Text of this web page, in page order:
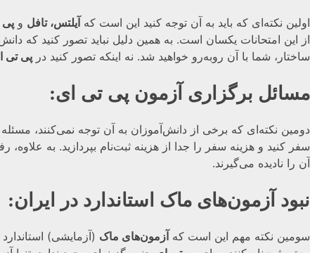
اولین نکته‌ای که باید به آن توجه کنید این است که آیلتس، تافل و پی
از این امتحانات یکسان است. به همین دلیل نباید تصور کنید که
ساختار، شما با آن روبه‌رو خواهید شد. نه اینکه تصور کنید در پی تی
مسائل برگزاری آزمون پی تی ای:
دومین نکته‌ای که برخی از دانش‌آموزان به آن توجه نمی‌کنند، مسئله
سفر کنید و هزینه سفر را جدا از هزینه ثبت‌نام بپردازید. به
آن را نادیده می‌گیرند.
نبود آزمون‌های ماک استاندارد در ایران:
سومین نکته مهم این است که آزمون‌های ماک (آزمایشی)